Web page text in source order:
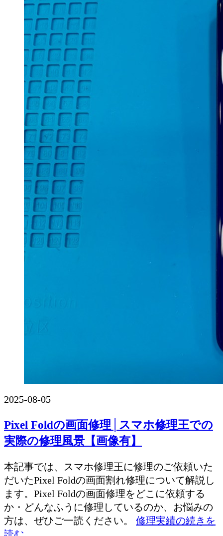
2025-08-05
Pixel Foldの画面修理│スマホ修理王での
実際の修理風景【画像有】
本記事では、スマホ修理王に修理のご依頼いた
だいたPixel Foldの画面割れ修理について解説し
ます。Pixel Foldの画面修理をどこに依頼する
か・どんなふうに修理しているのか、お悩みの
方は、ぜひご一読ください。 修理実績の続きを